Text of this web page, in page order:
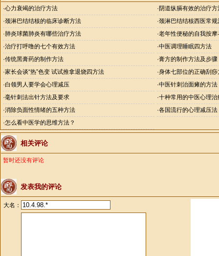
·心力衰竭的治疗方法 · 阴道纵膈有效的治疗方
·颈淋巴结结核的临床诊断方法 ·颈淋巴结结核西医常规
·肺炎球菌肺炎有哪些治疗方法 ·老年性便秘的自我按
·治疗打呼噜的七个有效方法 ·中医调理睡眠四方法
·传统黑膏药的制作方法 ·膏方的制作方法及步骤
·家长会谈“热”色变 试试推拿退烧四方法 ·身体七部位的正确刮痧
·白领男人要学会心理减压 ·中医针刺治面瘫的方法
·毫针刺法出针方法及要求 ·十种常用的中医心理治
·消除负面性情绪的五种方法 ·各国流行的心理减压法
·怎么看中医学的思维方法？
相关评论
暂时还没有评论
发表我的评论
大名：